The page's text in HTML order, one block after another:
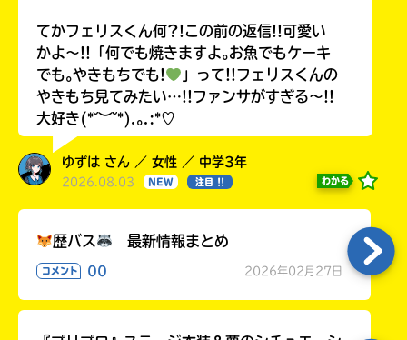
てかフェリスくん何?!この前の返信!!可愛い
かよ〜!!「何でも焼きますよ｡お魚でもケーキ
でも｡やきもちでも!
」って!!フェリスくんの
やきもち見てみたい…!!ファンサがすぎる〜!!
大好き(*˘︶˘*).｡.:*♡
ゆずは さん ／ 女性 ／ 中学3年
2026.08.03 NEW 注目 !! わかる
歴バス 最新情報まとめ
コメント 00 2026年02月27日